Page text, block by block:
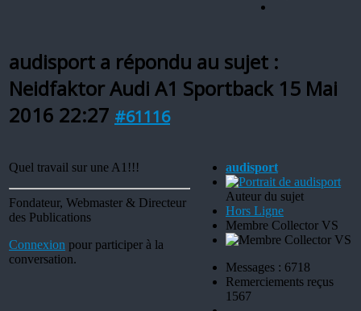
audisport a répondu au sujet :
Neidfaktor Audi A1 Sportback 15 Mai
2016 22:27 #61116
Quel travail sur une A1!!!
Fondateur, Webmaster & Directeur
des Publications
Connexion pour participer à la
conversation.
audisport
Auteur du sujet
Hors Ligne
Membre Collector VS
Messages : 6718
Remerciements reçus
1567